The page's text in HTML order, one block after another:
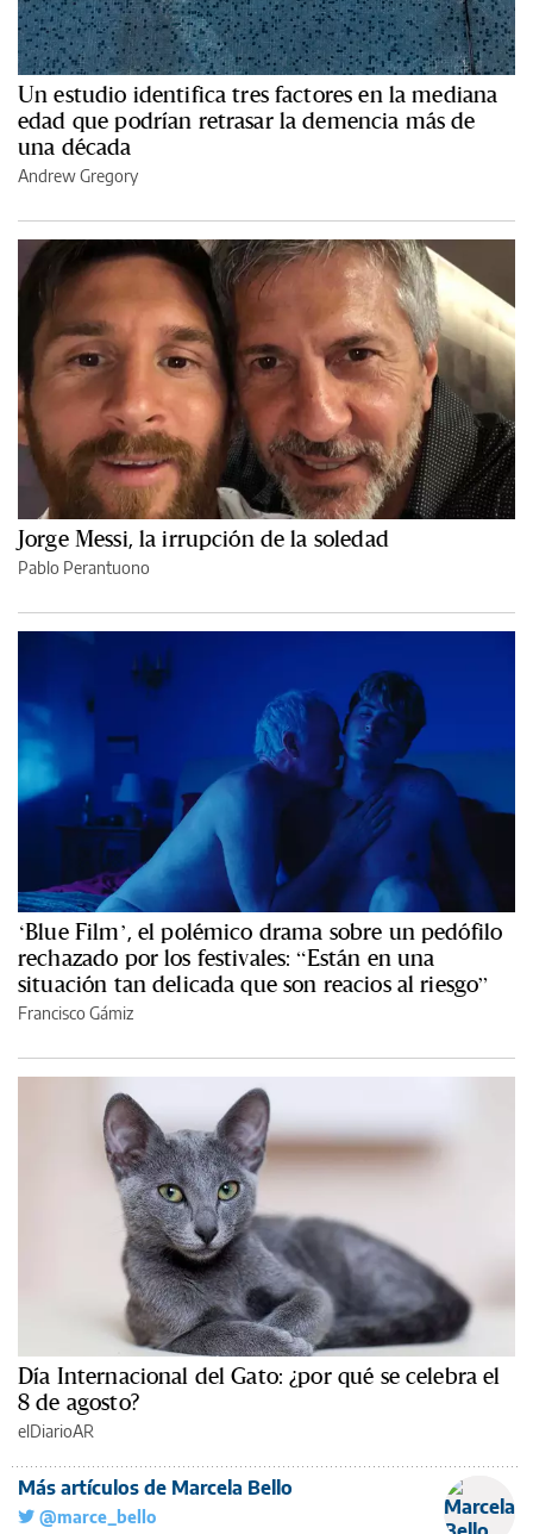
Un estudio identifica tres factores en la mediana
edad que podrían retrasar la demencia más de
una década
Andrew Gregory
Jorge Messi, la irrupción de la soledad
Pablo Perantuono
‘Blue Film’, el polémico drama sobre un pedófilo
rechazado por los festivales: “Están en una
situación tan delicada que son reacios al riesgo”
Francisco Gámiz
Día Internacional del Gato: ¿por qué se celebra el
8 de agosto?
elDiarioAR
Más artículos de Marcela Bello
@marce_bello